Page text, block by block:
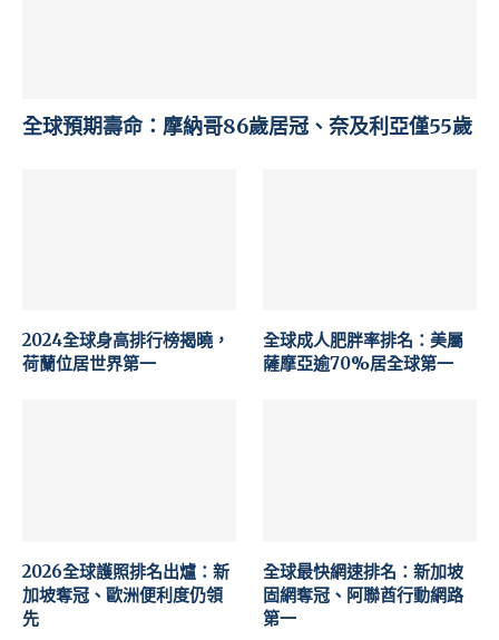
全球預期壽命：摩納哥86歲居冠、奈及利亞僅55歲
2024全球身高排行榜揭曉，
荷蘭位居世界第一
全球成人肥胖率排名：美屬
薩摩亞逾70%居全球第一
2026全球護照排名出爐：新
加坡奪冠、歐洲便利度仍領
先
全球最快網速排名：新加坡
固網奪冠、阿聯酋行動網路
第一